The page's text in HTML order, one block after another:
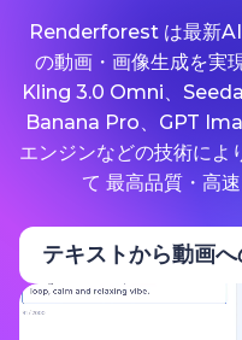
Renderforest は最新AI
の動画・画像生成を実
Kling 3.0 Omni、
Banana Pro、GPT
エンジンなどの技術によ
て 最高品質・高
テキストから動画